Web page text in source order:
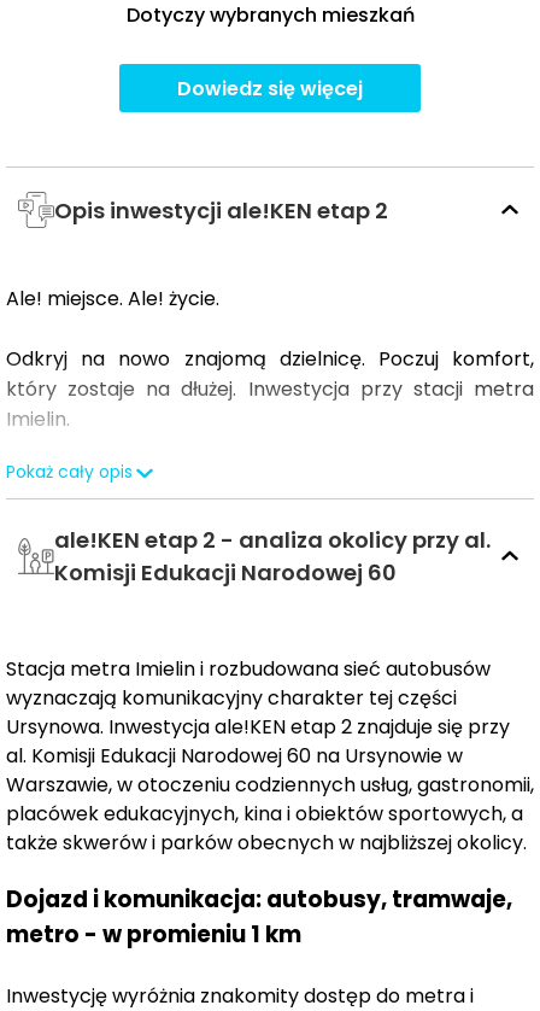
Dotyczy wybranych mieszkań
Dowiedz się więcej
Opis inwestycji ale!KEN etap 2
Ale! miejsce. Ale! życie.
Odkryj na nowo znajomą dzielnicę. Poczuj komfort,
który zostaje na dłużej. Inwestycja przy stacji metra
Imielin.
ALE!KEN to osiedle mieszkaniowe, w którym zieleń
centralnej części zaplanowano ponad 2700 m²
przestrzeni z drzewami, krzewami i alejkami, a wokół
rekreacyjnego potencjału Ursynowa. Na uwagę
zasługuje również przemyślana architektura –
nowoczesna, ale nienachalna, wpisana w charakter
dzielnicy i wykończona jakościowymi materiałami. Duże
przeszklenia, eleganckie detale i starannie
zaprojektowane części wspólne nadają miejscu
wyjątkowy charakter. A wszystko to w doskonałej
autobusowym pod samym wejściem i pełnym
zapleczem usługowym w sąsiedztwie.
STANDARD
Pokaż cały opis
ale!KEN etap 2 - analiza okolicy przy al.
Komisji Edukacji Narodowej 60
Stacja metra Imielin i rozbudowana sieć autobusów
wyznaczają komunikacyjny charakter tej części
Ursynowa. Inwestycja ale!KEN etap 2 znajduje się przy
al. Komisji Edukacji Narodowej 60 na Ursynowie w
Warszawie, w otoczeniu codziennych usług, gastronomii,
placówek edukacyjnych, kina i obiektów sportowych, a
także skwerów i parków obecnych w najbliższej okolicy.
Dojazd i komunikacja: autobusy, tramwaje,
metro - w promieniu 1 km
Inwestycję wyróżnia znakomity dostęp do metra i